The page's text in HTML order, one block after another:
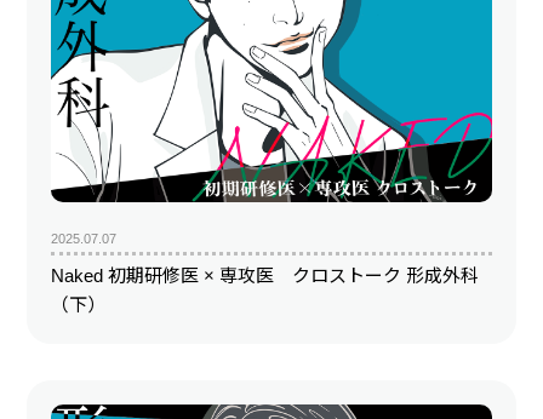
2025.07.07
Naked 初期研修医 × 専攻医 クロストーク 形成外科
（下）